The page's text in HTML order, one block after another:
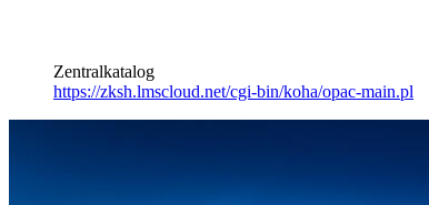
Zentralkatalog
https://zksh.lmscloud.net/cgi-bin/koha/opac-main.pl